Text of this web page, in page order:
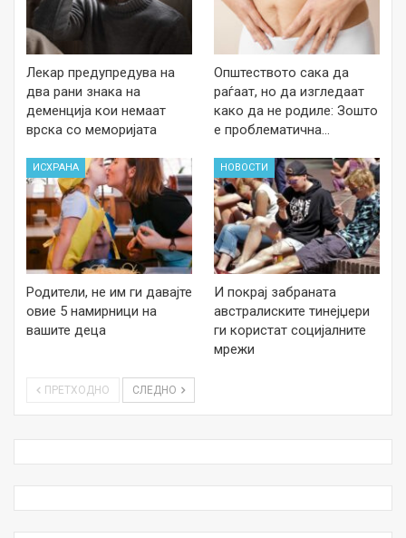
Лекар предупредува на
два рани знака на
деменција кои немаат
врска со меморијата
Општеството сака да
раѓаат, но да изгледаат
како да не родиле: Зошто
е проблематична…
ИСХРАНА
Родители, не им ги давајте
овие 5 намирници на
вашите деца
НОВОСТИ
И покрај забраната
австралиските тинејџери
ги користат социјалните
мрежи
ПРЕТХОДНО СЛЕДНО